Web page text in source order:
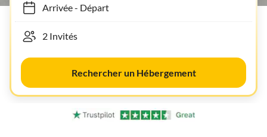
Arrivée- Départ
Rechercher un Hébergement